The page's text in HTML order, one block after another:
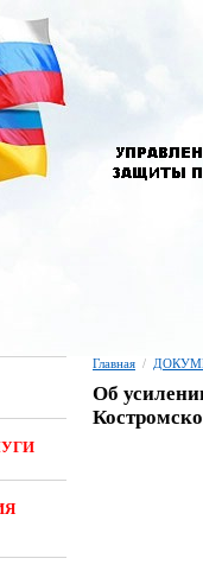
Главная /
Об